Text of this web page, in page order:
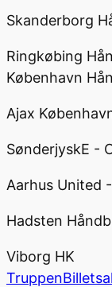
Skanderborg
Ringkøbing
København
Ajax
SønderjyskE -
Aarhus United
Hadsten
Viborg HK
Truppen